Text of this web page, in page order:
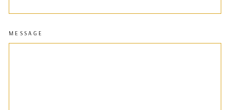
MESSAGE